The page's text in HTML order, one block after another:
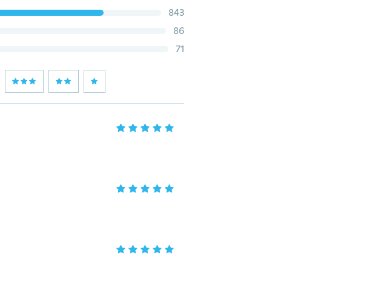
843
86
71